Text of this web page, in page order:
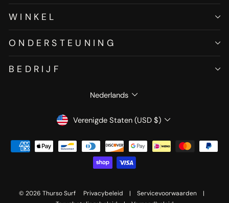
WINKEL
ONDERSTEUNING
BEDRIJF
TAAL
Nederlands
VALUTA
Verenigde Staten (USD $)
© 2026 Thurso Surf Privacybeleid | Servicevoorwaarden|